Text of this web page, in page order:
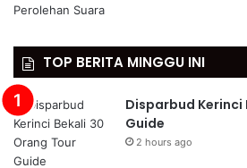
TOP BERITA MINGGU INI
Disparbud Kerinci
Guide
2 hours ago